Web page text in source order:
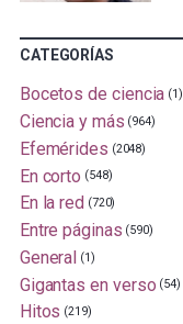
CATEGORÍAS
Bocetos de ciencia (1)
Ciencia y más (964)
Efemérides (2048)
En corto (548)
En la red (720)
Entre páginas (590)
General (1)
Gigantas en verso (54)
Hitos (219)